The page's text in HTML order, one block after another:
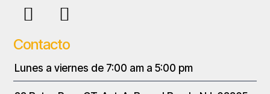
Contacto
Lunes a viernes de 7:00 am a 5:00 pm